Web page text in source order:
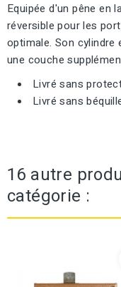
Equipée d'un pêne en
réversible pour les
optimale. Son cylindre
une couche
Livré sans
Livré sans
16 autre
catégorie :